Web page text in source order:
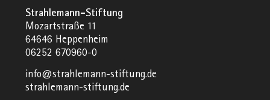
Strahlemann-Stiftung
Mozartstraße 11
64646 Heppenheim
06252 670960-0
info@strahlemann-stiftung.de
strahlemann-stiftung.de